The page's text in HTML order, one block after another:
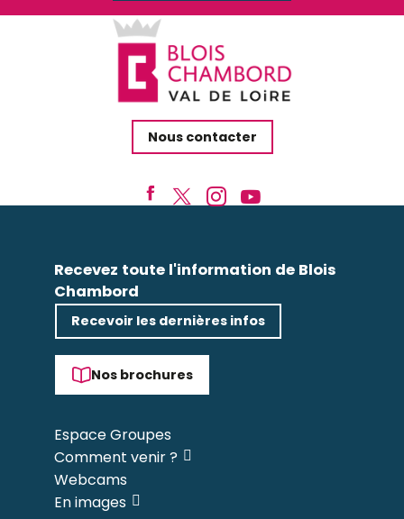
Nous contacter
Recevez toute l'information de Blois
Chambord
Recevoir les dernières infos
Nos brochures
Espace Groupes
Comment venir ?
Webcams
En images